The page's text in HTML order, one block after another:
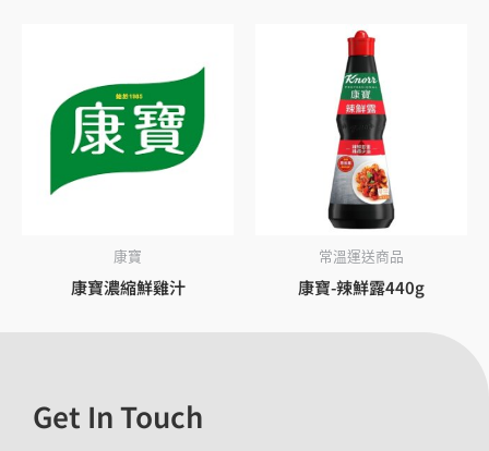
康寶
康寶濃縮鮮雞汁
常溫運送商品
康寶-辣鮮露440g
Get In Touch